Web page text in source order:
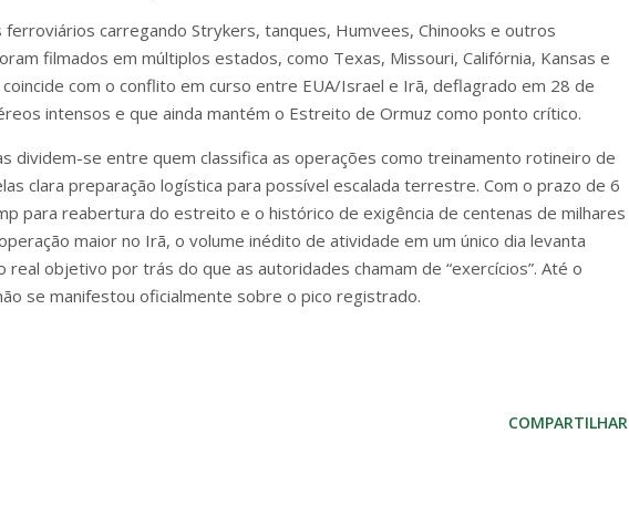
ferroviários carregando Strykers, tanques, Humvees, Chinooks e outros
filmados em múltiplos estados, como Texas, Missouri, Califórnia, Kansas e
com o conflito em curso entre EUA/Israel e Irã, deflagrado em 28 de
intensos e que ainda mantém o Estreito de Ormuz como ponto crítico.
dividem-se entre quem classifica as operações como treinamento rotineiro de
clara preparação logística para possível escalada terrestre. Com o prazo de 6
para reabertura do estreito e o histórico de exigência de centenas de milhares
maior no Irã, o volume inédito de atividade em um único dia levanta
objetivo por trás do que as autoridades chamam de “exercícios”. Até o
se manifestou oficialmente sobre o pico registrado.
COMPARTILHAR